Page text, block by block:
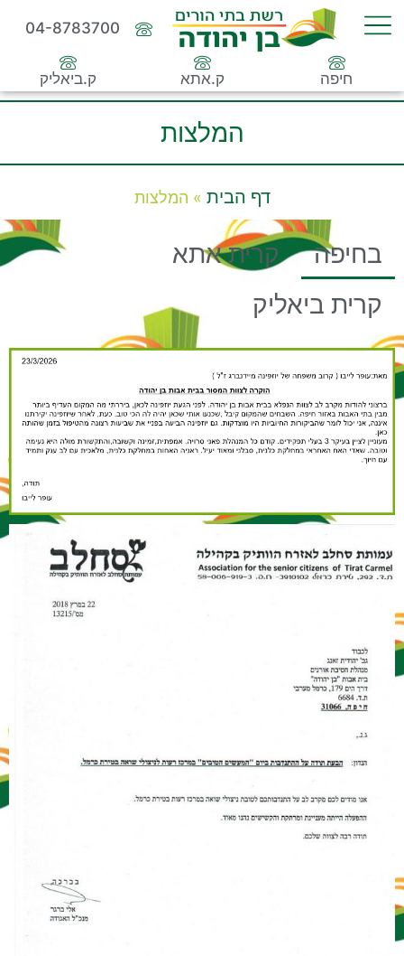
04-8783700
חיפה ק.אתא ק.ביאליק
המלצות
דף הבית » המלצות
בחיפה
קרית אתא
קרית ביאליק